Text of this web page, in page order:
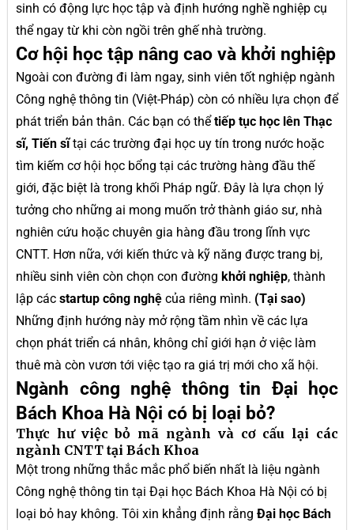
sinh có động lực học tập và định hướng nghề nghiệp cụ
thể ngay từ khi còn ngồi trên ghế nhà trường.
Cơ hội học tập nâng cao và khởi nghiệp
Ngoài con đường đi làm ngay, sinh viên tốt nghiệp ngành
Công nghệ thông tin (Việt-Pháp) còn có nhiều lựa chọn để
phát triển bản thân. Các bạn có thể tiếp tục học lên Thạc
sĩ, Tiến sĩtại các trường đại học uy tín trong nước hoặc
tìm kiếm cơ hội học bổng tại các trường hàng đầu thế
giới, đặc biệt là trong khối Pháp ngữ. Đây là lựa chọn lý
tưởng cho những ai mong muốn trở thành giáo sư, nhà
nghiên cứu hoặc chuyên gia hàng đầu trong lĩnh vực
CNTT. Hơn nữa, với kiến thức và kỹ năng được trang bị,
nhiều sinh viên còn chọn con đường khởi nghiệp, thành
lập các startup công nghệ của riêng mình. (Tại sao)
Những định hướng này mở rộng tầm nhìn về các lựa
chọn phát triển cá nhân, không chỉ giới hạn ở việc làm
thuê mà còn vươn tới việc tạo ra giá trị mới cho xã hội.
Ngành công nghệ thông tin Đại học
Bách Khoa Hà Nội có bị loại bỏ?
Thực hư việc bỏ mã ngành và cơ cấu lại các
ngành CNTT tại Bách Khoa
Một trong những thắc mắc phổ biến nhất là liệu ngành
Công nghệ thông tin tại Đại học Bách Khoa Hà Nội có bị
loại bỏ hay không. Tôi xin khẳng định rằng Đại học Bách